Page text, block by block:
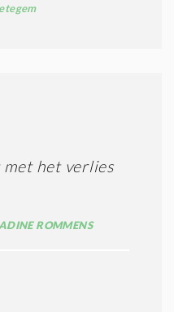
het verlies
ROMMENS